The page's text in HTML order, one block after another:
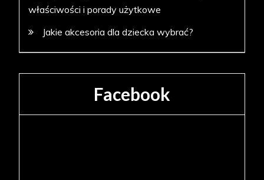
właściwości i porady użytkowe
Jakie akcesoria dla dziecka wybrać?
Facebook